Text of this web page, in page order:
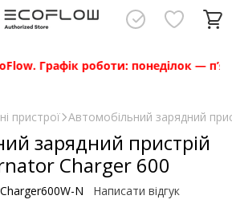
роботи: понеділок — п’ятниця
пристрої Автомобільний зарядний
зарядний пристрій
Charger 600
N Написати відгук